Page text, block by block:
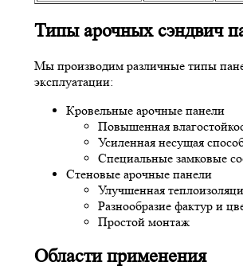
Типы арочных сэндвич
Мы производим различные типы
эксплуатации:
Кровельные арочные панели
Повышенная
Усиленная несущая
Специальные замковые
Стеновые арочные панели
Улучшенная
Разнообразие фактур и
Простой монтаж
Области применения